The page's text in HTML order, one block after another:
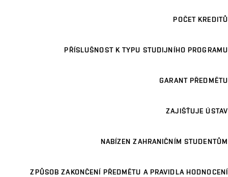
POČET KREDITŮ
PŘÍSLUŠNOST K TYPU STUDIJNÍHO PROGRAMU
GARANT PŘEDMĚTU
ZAJIŠŤUJE ÚSTAV
NABÍZEN ZAHRANIČNÍM STUDENTŮM
ZPŮSOB ZAKONČENÍ PŘEDMĚTU A PRAVIDLA HODNOCENÍ